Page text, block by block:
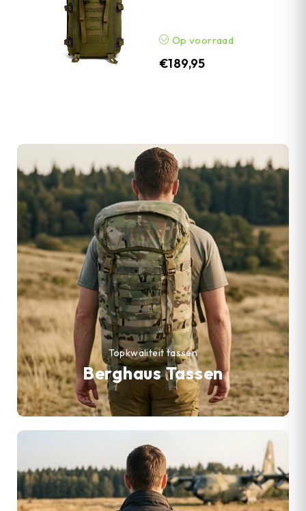
Op voorraad
€189,95
Berghaus Tassen
Topkwaliteit tassen